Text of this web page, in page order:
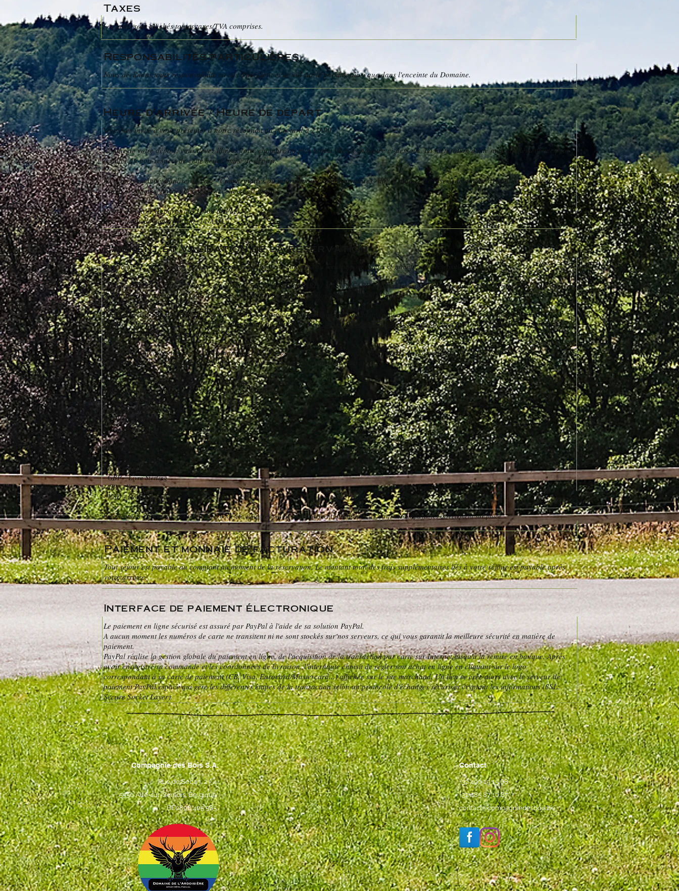
Taxes
Les tarifs sont affichés toutes taxes/TVA comprises.
Responsabilités particulières
Nous déclinons toute responsabilité en cas d'accident et de vol sur le parking ainsi que dans l'enceinte du Domaine.
Heure d'arrivée / Heure de départ
Vous êtes invité à vous présenter à notre réception au plus tard à 21h00.
Le jour de votre départ, vous devez libérer votre chambre au plus tard à l'heure indiquée ci-dessous. La facturation d'une nuit supplémentaire peut
résulter du non-respect de cette heure limite de départ.
Il est recommandé d'utiliser la case "Commentaires ou informations complémentaires" du formulaire de réservation pour avertir de votre heure
d'arrivée estimée, particulièrement si celle-ci est tardive.
Heure d'arrivée (à partir de) 16:00 (4 PM)
Heure limite de départ 11:00 (11 AM)
Paiement et validation de la réservation
Vous trouverez, dans le cadre ci-dessous, l'engagement financier qui vous sera réclamé pour valider et garantir votre réservation.
Les paiements devront être effectués soit avec une carte VISA, EUROCARD / MASTERCARD à travers les pages Internet sécurisées du service PayPal), soit par le
biais d'un virement bancaire. Votre compte sera débité dans la monnaie indiquée dans le cadre ci-dessous.
Dans le cas d'un paiement par carte bancaire, toutes les données échangées durant la procédure sont cryptées avec un protocole SSL (Secured Socket Layer)
jusqu'à 128 bits. De plus, le traitement de cette transaction étant opéré parPayPal (sécurité et cryptage des données), vous êtes assuré(e) que nous ne sommes
jamais en possession de vos données bancaires.
Dans le cas d'un virement bancaire, les instructions pour procéder au virement vous seront communiquées dans votre e-mail de confirmation.
En règle générale, ce paiement doit être effectué endéans les 24 heures suivant votre réservation.
Nos coordonnées bancaires (virement bancaire type) :
Titulaire du compte: Compagnie des Bois s.a. à 5550 Alle-sur-Semois
Banque: BELFIUS Banque
IBAN: BE08 0689 0561 0013
BIC: GKCCBEBB
Communication: votre nom et le jour d'arrivée
Liste des abbréviations à 3 lettres des monnaies de facturation utilisées (par ordre alphabétique) :
- CHF - Franc Suisse
- EUR - Euro
- GBP - Livre Sterling
- JPY - Yen
- USD - Dollar Américain
Les éventuels extras (bar, petit-déjeuner, bois, etc.) qui ne sont pas explicitement inclus dans les tarifs seront payables directement sur place.
Paiement et monnaie de facturation
Tout séjour est payable au comptant au moment de la réservation. Le montant total des frais supplémentaires liés à votre séjour est payable après
votre arrivée.
Interface de paiement électronique
Le paiement en ligne sécurisé est assuré par PayPal à l'aide de sa solution PayPal.
A aucun moment les numéros de carte ne transitent ni ne sont stockés sur nos serveurs, ce qui vous garantit la meilleure sécurité en matière de
paiement.
PayPal réalise la gestion globale du paiement en ligne, de l'acquisition de la transaction par carte sur Internet jusqu'à la remise en banque. Après
avoir enregistré sa commande et les coordonnées de livraison, l'internaute choisit de régler son achat en ligne en cliquant sur le logo
correspondant à sa carte de paiement (CB, Visa, Eurocard/Mastercard...) affichée sur le site marchand. Un lien se crée alors avec le serveur de
paiement PayPal espace qui gère les différentes étapes de la transaction selon un protocole d'échanges sécurisés cryptant les informations (SSL:
Secure Socket Layer).
Compagnie des Bois S.A.
Rue de Sedan, 2 - 4
5550 Alle-sur-Semois, Belgique
BE0898 405 585
Contact
+32 490 19 15 68
+32 485 87 10 87
contact@compagniedesbois.be